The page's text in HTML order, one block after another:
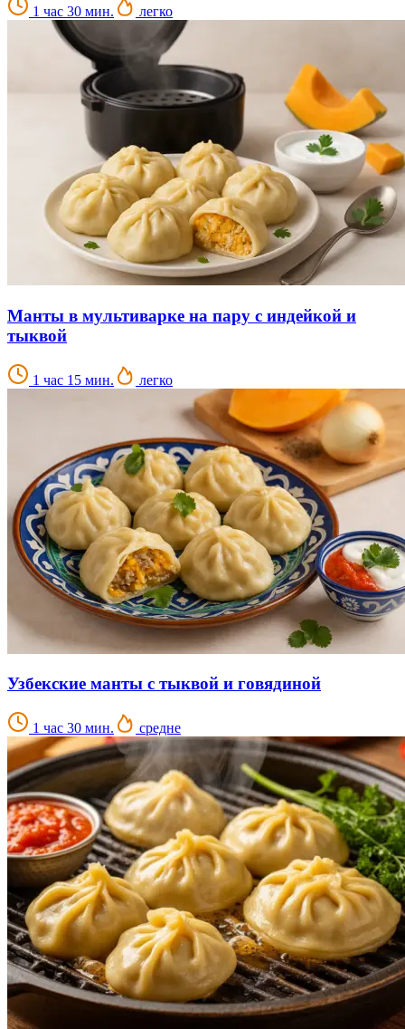
1 час 30 мин. легко
Манты в мультиварке на пару с индейкой и
тыквой
1 час 15 мин. легко
Узбекские манты с тыквой и говядиной
1 час 30 мин. средне